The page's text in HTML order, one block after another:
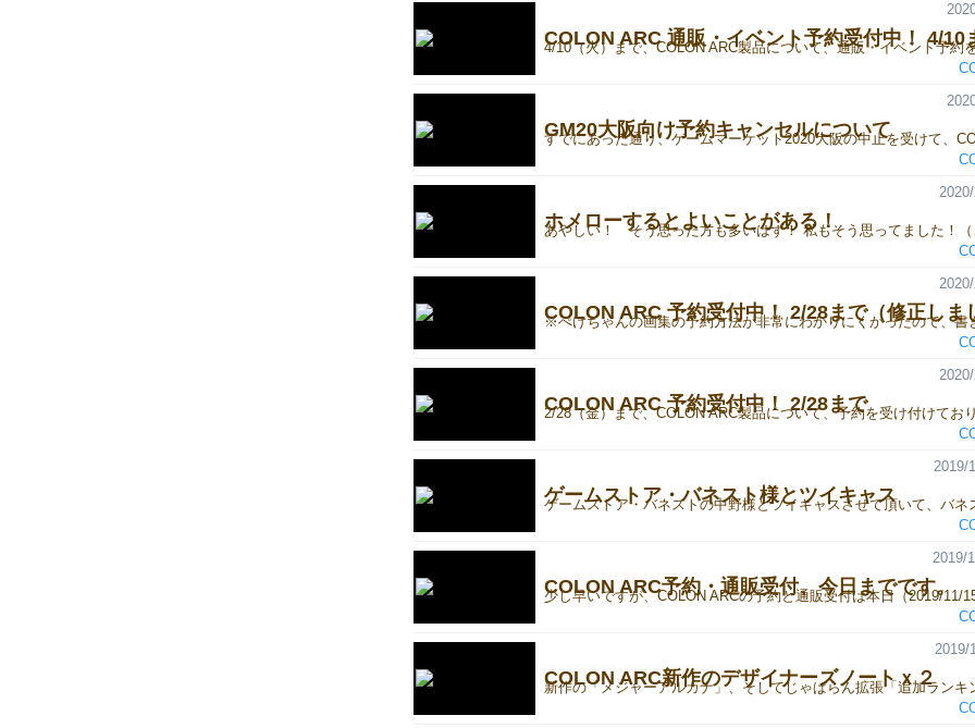
COLON ARC 通販・イベント予約受付中！ 4/10
GM20大阪向け予約キャンセルについて
ホメローするとよいことがある！
COLON ARC 予約受付中！ 2/28まで（修正しま
COLON ARC 予約受付中！ 2/28まで
ゲームストア・バネスト様とツイキャス
2019/
COLON ARC予約・通販受付、今日までです。
2019/
COLON ARC新作のデザイナーズノートｘ２
2019/